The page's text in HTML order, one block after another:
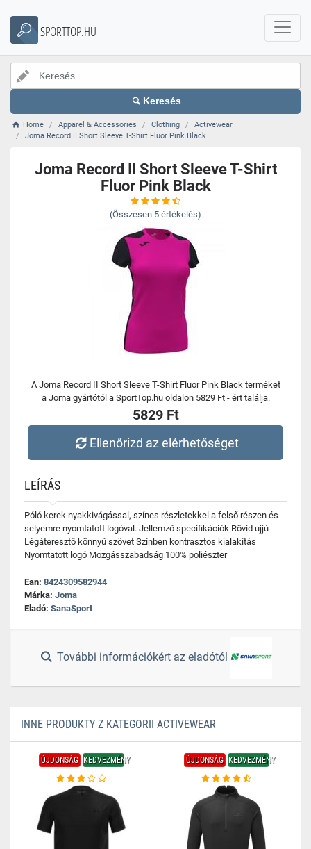
SPORTTOP.HU
Keresés
Home Apparel & Accessories Clothing
Activewear
Joma Record II Short Sleeve T-Shirt Fluor Pink Black
Joma Record II Short Sleeve T-Shirt
Fluor Pink Black
(Összesen 5 értékelés)
A Joma Record II Short Sleeve T-Shirt Fluor Pink Black terméket
a Joma gyártótól a SportTop.hu oldalon 5829 Ft - ért találja.
5829 Ft
Ellenőrizd az elérhetőséget
LEÍRÁS
Póló kerek nyakkivágással, színes részletekkel a felső részen és
selyemre nyomtatott logóval. Jellemző specifikációk Rövid ujjú
Légáteresztő könnyű szövet Színben kontrasztos kialakítás
Nyomtatott logó Mozgásszabadság 100% poliészter
Ean: 8424309582944
Márka: Joma
Eladó: SanaSport
További információkért az eladótól
INNE PRODUKTY Z KATEGORII ACTIVEWEAR
ÚJDONSÁG KEDVEZMÉNY ÚJDONSÁG KEDVEZMÉNY